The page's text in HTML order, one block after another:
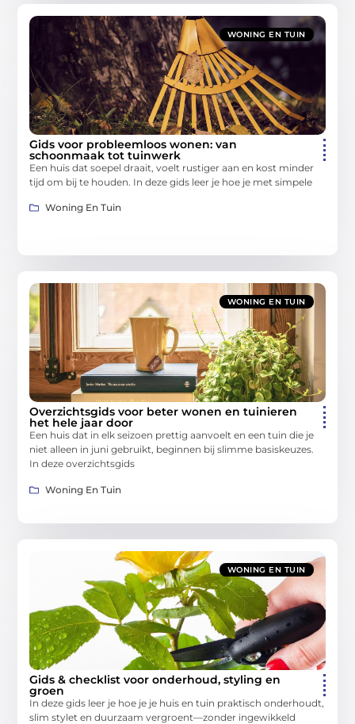
WONING EN TUIN
Gids voor probleemloos wonen: van
schoonmaak tot tuinwerk
Een huis dat soepel draait, voelt rustiger aan en kost minder
tijd om bij te houden. In deze gids leer je hoe je met simpele
Woning En Tuin
WONING EN TUIN
Overzichtsgids voor beter wonen en tuinieren
het hele jaar door
Een huis dat in elk seizoen prettig aanvoelt en een tuin die je
niet alleen in juni gebruikt, beginnen bij slimme basiskeuzes.
In deze overzichtsgids
Woning En Tuin
WONING EN TUIN
Gids & checklist voor onderhoud, styling en
groen
In deze gids leer je hoe je je huis en tuin praktisch onderhoudt,
slim stylet en duurzaam vergroent—zonder ingewikkeld